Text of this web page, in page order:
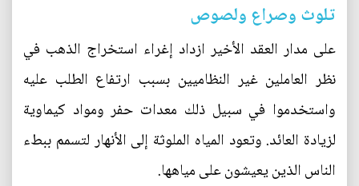
تلوث وصراع ولصوص
على مدار العقد الأخير ازداد إغراء استخراج الذهب في
نظر العاملين غير النظاميين بسبب ارتفاع الطلب عليه
واستخدموا في سبيل ذلك معدات حفر ومواد كيماوية
لزيادة العائد. وتعود المياه الملوثة إلى الأنهار لتسمم ببطء
الناس الذين يعيشون على مياهها.